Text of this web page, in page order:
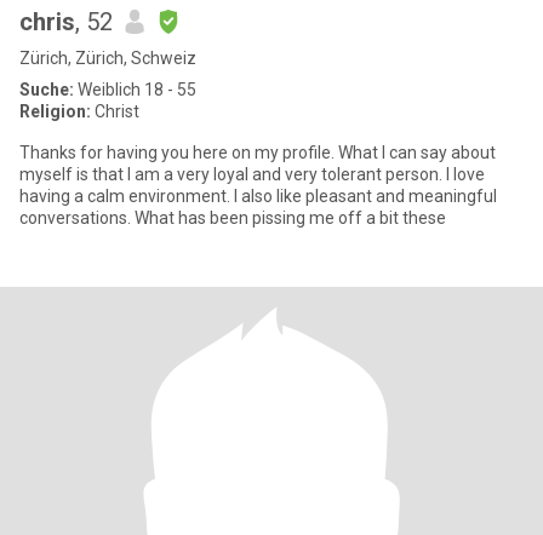
chris, 52
Zürich, Zürich, Schweiz
Suche: Weiblich 18 - 55
Religion: Christ
Thanks for having you here on my profile. What I can say about
myself is that I am a very loyal and very tolerant person. I love
having a calm environment. I also like pleasant and meaningful
conversations. What has been pissing me off a bit these